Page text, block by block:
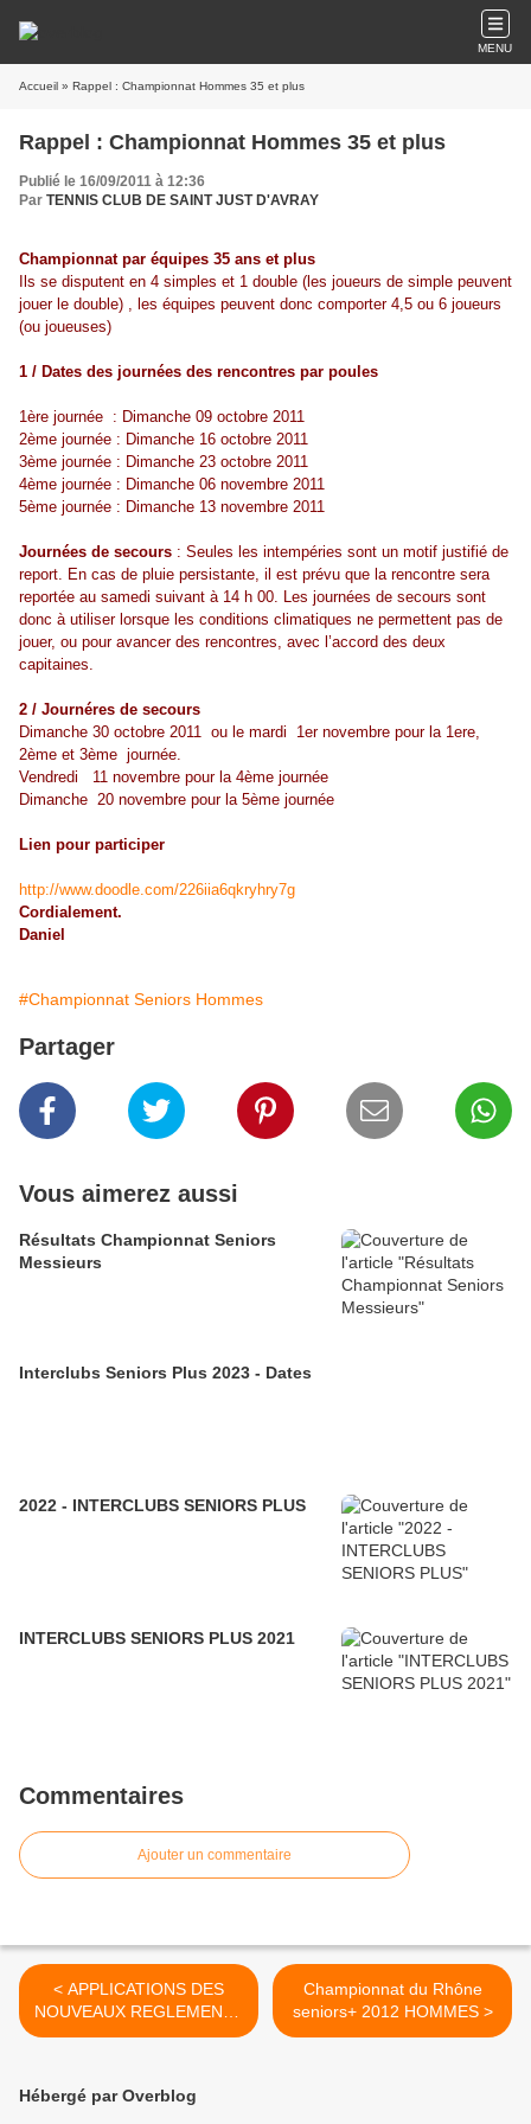
MENU
Accueil » Rappel : Championnat Hommes 35 et plus
Rappel : Championnat Hommes 35 et plus
Publié le 16/09/2011 à 12:36
Par TENNIS CLUB DE SAINT JUST D'AVRAY
Championnat par équipes 35 ans et plus
Ils se disputent en 4 simples et 1 double (les joueurs de simple peuvent
jouer le double) , les équipes peuvent donc comporter 4,5 ou 6 joueurs
(ou joueuses)
1 / Dates des journées des rencontres par poules
1ère journée : Dimanche 09 octobre 2011
2ème journée : Dimanche 16 octobre 2011
3ème journée : Dimanche 23 octobre 2011
4ème journée : Dimanche 06 novembre 2011
5ème journée : Dimanche 13 novembre 2011
Journées de secours : Seules les intempéries sont un motif justifié de
report. En cas de pluie persistante, il est prévu que la rencontre sera
reportée au samedi suivant à 14 h 00. Les journées de secours sont
donc à utiliser lorsque les conditions climatiques ne permettent pas de
jouer, ou pour avancer des rencontres, avec l’accord des deux
capitaines.
2 / Journéres de secours
Dimanche 30 octobre 2011 ou le mardi 1er novembre pour la 1ere,
2ème et 3ème journée.
Vendredi 11 novembre pour la 4ème journée
Dimanche 20 novembre pour la 5ème journée
Lien pour participer
http://www.doodle.com/226iia6qkryhry7g
Cordialement.
Daniel
#Championnat Seniors Hommes
Partager
Vous aimerez aussi
Résultats Championnat Seniors
Messieurs
Interclubs Seniors Plus 2023 - Dates
2022 - INTERCLUBS SENIORS PLUS
INTERCLUBS SENIORS PLUS 2021
Commentaires
Ajouter un commentaire
< APPLICATIONS DES
NOUVEAUX REGLEMENTS
REGLEMENTS SPORTIFS
Championnat du Rhône
seniors+ 2012 HOMMES >
Hébergé par Overblog